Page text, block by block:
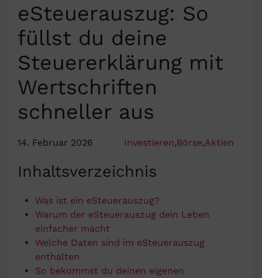
eSteuerauszug: So
füllst du deine
Steuererklärung mit
Wertschriften
schneller aus
14. Februar 2026 Investieren,Börse,Aktien
Inhaltsverzeichnis
Was ist ein eSteuerauszug?
Warum der eSteuerauszug dein Leben
einfacher macht
Welche Daten sind im eSteuerauszug
enthalten
So bekommst du deinen eigenen